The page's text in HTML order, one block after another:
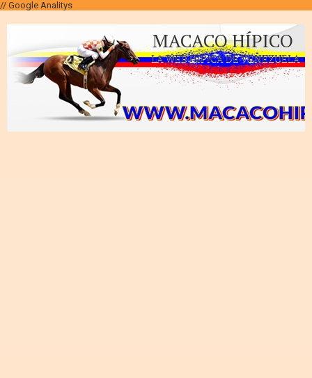
// Google Analitys
MACACO HÍPICO
LA WEB HÍPICA DE VENEZUELA